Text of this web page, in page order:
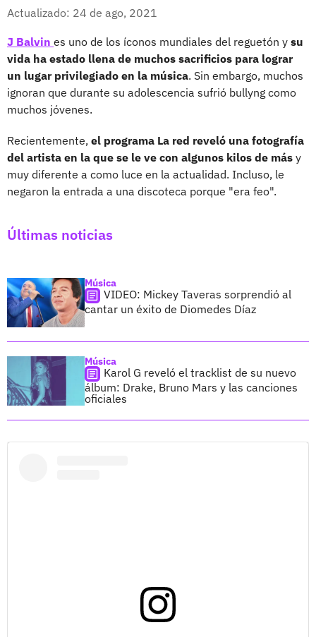
Facebook
X
Actualizado: 24 de ago, 2021
J Balvin es uno de los íconos mundiales del reguetón y su
vida ha estado llena de muchos sacrificios para lograr
un lugar privilegiado en la música. Sin embargo, muchos
ignoran que durante su adolescencia sufrió bullyng como
muchos jóvenes.
Recientemente, el programa La red reveló una fotografía
del artista en la que se le ve con algunos kilos de más y
muy diferente a como luce en la actualidad. Incluso, le
negaron la entrada a una discoteca porque "era feo".
Últimas noticias
Música
VIDEO: Mickey Taveras sorprendió al
cantar un éxito de Diomedes Díaz
Música
Karol G reveló el tracklist de su nuevo
álbum: Drake, Bruno Mars y las canciones
oficiales